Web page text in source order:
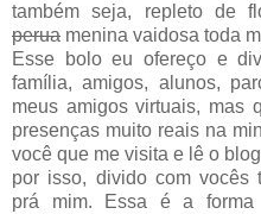
também seja, repleto de
perua menina vaidosa toda
Esse bolo eu ofereço e
família, amigos, alunos,
meus amigos virtuais, mas
presenças muito reais na
você que me visita e lê o
por isso, divido com vocês
prá mim. Essa é a